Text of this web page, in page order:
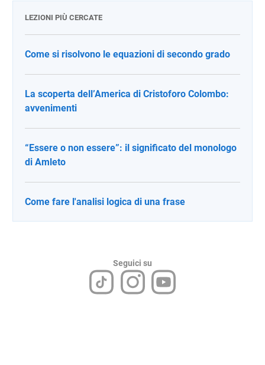
LEZIONI PIÙ CERCATE
Come si risolvono le equazioni di secondo grado
La scoperta dell’America di Cristoforo Colombo:
avvenimenti
“Essere o non essere”: il significato del monologo
di Amleto
Come fare l'analisi logica di una frase
Seguici su